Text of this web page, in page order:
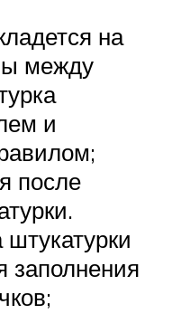
на
между
и
после
заполнения